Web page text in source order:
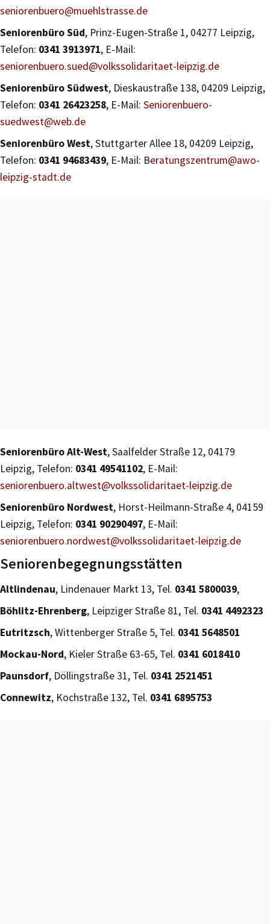
seniorenbuero@muehlstrasse.de
Seniorenbüro Süd, Prinz-Eugen-Straße 1, 04277 Leipzig,
Telefon: 0341 3913971, E-Mail:
seniorenbuero.sued@volkssolidaritaet-leipzig.de
Seniorenbüro Südwest, Dieskaustraße 138, 04209 Leipzig,
Telefon: 0341 26423258, E-Mail: Seniorenbuero-
suedwest@web.de
Seniorenbüro West, Stuttgarter Allee 18, 04209 Leipzig,
Telefon: 0341 94683439, E-Mail: Beratungszentrum@awo-
leipzig-stadt.de
Seniorenbüro Alt-West, Saalfelder Straße 12, 04179
Leipzig, Telefon: 0341 49541102, E-Mail:
seniorenbuero.altwest@volkssolidaritaet-leipzig.de
Seniorenbüro Nordwest, Horst-Heilmann-Straße 4, 04159
Leipzig, Telefon: 0341 90290497, E-Mail:
seniorenbuero.nordwest@volkssolidaritaet-leipzig.de
Seniorenbegegnungsstätten
Altlindenau, Lindenauer Markt 13, Tel. 0341 5800039,
Böhlitz-Ehrenberg, Leipziger Straße 81, Tel. 0341 4492323
Eutritzsch, Wittenberger Straße 5, Tel. 0341 5648501
Mockau-Nord, Kieler Straße 63-65, Tel. 0341 6018410
Paunsdorf, Döllingstraße 31, Tel. 0341 2521451
Connewitz, Kochstraße 132, Tel. 0341 6895753